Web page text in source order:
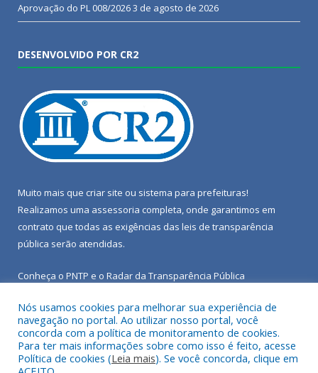
Aprovação do PL 008/20263 de agosto de 2026
DESENVOLVIDO POR CR2
Muito mais que criar site ou sistema para prefeituras!
Realizamos uma assessoria completa, onde garantimos em
contrato que todas as exigências das leis de transparência
pública serão atendidas.
Conheça o PNTP e o Radar da Transparência Pública
Todos os direitos reservados a Câmara Municipal de Porto de
Moz.
Nós usamos cookies para melhorar sua experiência de
navegação no portal. Ao utilizar nosso portal, você
concorda com a política de monitoramento de cookies.
Para ter mais informações sobre como isso é feito, acesse
Política de cookies (Leia mais). Se você concorda, clique em